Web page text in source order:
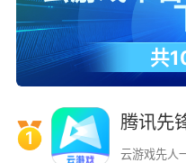
共
1
腾讯先
云游戏先人